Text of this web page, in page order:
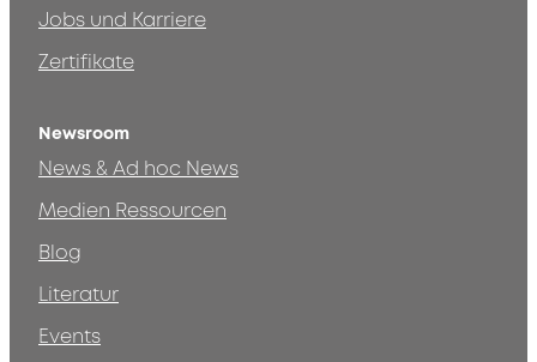
Jobs und Karriere
Zertifikate
Newsroom
News & Ad hoc News
Medien Ressourcen
Blog
Literatur
Events